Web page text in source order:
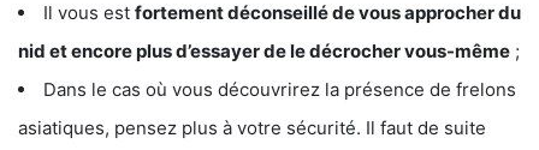
Il vous est fortement déconseillé de vous approcher du
nid et encore plus d’essayer de le décrocher vous-même ;
Dans le cas où vous découvrirez la présence de frelons
asiatiques, pensez plus à votre sécurité. Il faut de suite